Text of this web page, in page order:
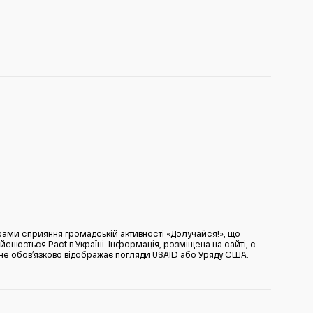
сприяння громадській активності «Долучайся!», що
Pact в Україні. Інформація, розміщена на сайті, є
обов’язково відображає погляди USAID або Уряду США.